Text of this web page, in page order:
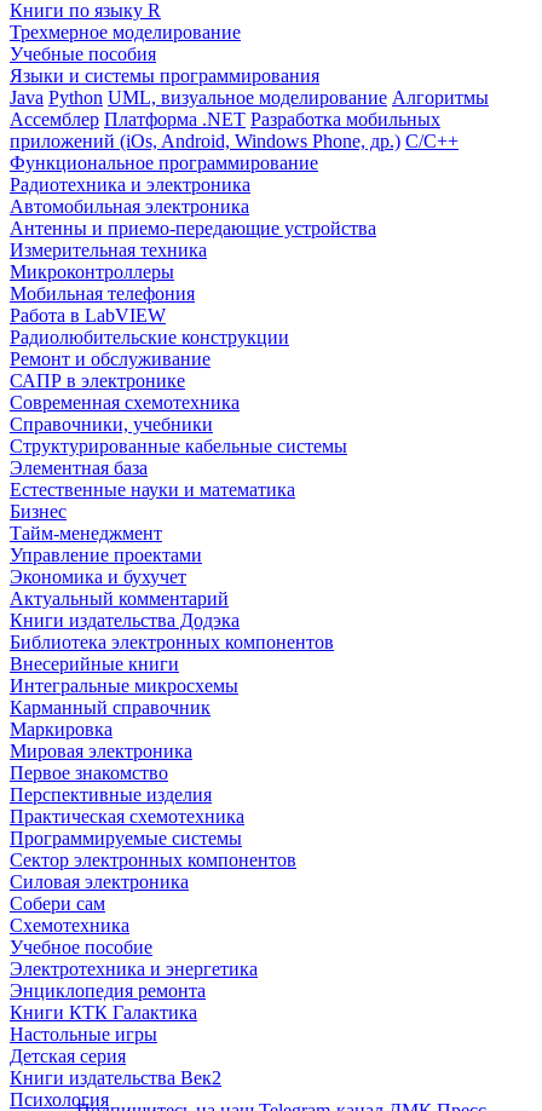
Книги по языку R
Трехмерное моделирование
Учебные пособия
Языки и системы программирования
Java Python UML, визуальное моделирование Алгоритмы
Ассемблер Платформа .NET Разработка мобильных
приложений (iOs, Android, Windows Phone, др.) С/С++
Функциональное программирование
Радиотехника и электроника
Автомобильная электроника
Антенны и приемо-передающие устройства
Измерительная техника
Микроконтроллеры
Мобильная телефония
Работа в LabVIEW
Радиолюбительские конструкции
Ремонт и обслуживание
САПР в электронике
Современная схемотехника
Справочники, учебники
Структурированные кабельные системы
Элементная база
Естественные науки и математика
Бизнес
Тайм-менеджмент
Управление проектами
Экономика и бухучет
Актуальный комментарий
Книги издательства Додэка
Библиотека электронных компонентов
Внесерийные книги
Интегральные микросхемы
Карманный справочник
Маркировка
Мировая электроника
Первое знакомство
Перспективные изделия
Практическая схемотехника
Программируемые системы
Сектор электронных компонентов
Силовая электроника
Собери сам
Схемотехника
Учебное пособие
Электротехника и энергетика
Энциклопедия ремонта
Книги КТК Галактика
Настольные игры
Детская серия
Книги издательства Век2
Психология